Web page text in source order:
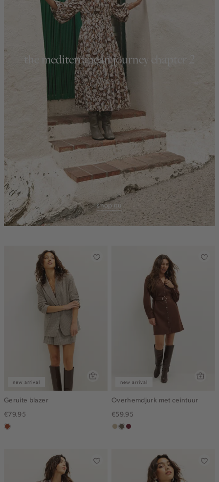
the mediterranean journey chapter 2
shop nu
new arrival
Geruite blazer
€79.95
bruin
new arrival
Overhemdjurk met ceintuur
€59.95
lichtzand
middenbruin
bordeaux